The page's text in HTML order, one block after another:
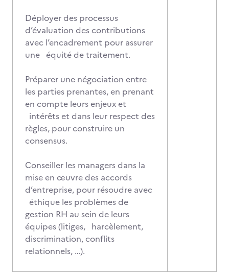
Déployer des processus
d’évaluation des contributions
avec l’encadrement pour assurer
une équité de traitement.
Préparer une négociation entre
les parties prenantes, en prenant
en compte leurs enjeux et
intérêts et dans leur respect des
règles, pour construire un
consensus.
Conseiller les managers dans la
mise en œuvre des accords
d’entreprise, pour résoudre avec
éthique les problèmes de
gestion RH au sein de leurs
équipes (litiges, harcèlement,
discrimination, conflits
relationnels, …).